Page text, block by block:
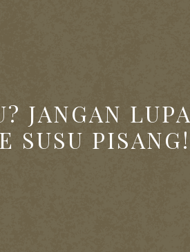
JANGAN LUPA
SUSU PISANG!